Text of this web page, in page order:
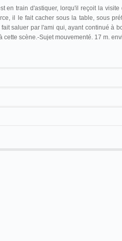
en train d'astiquer, lorqu'il reçoit la
il le fait cacher sous la table, sous
saluer par l'ami qui, ayant continué à
cette scène.-Sujet mouvementé. 17 m.